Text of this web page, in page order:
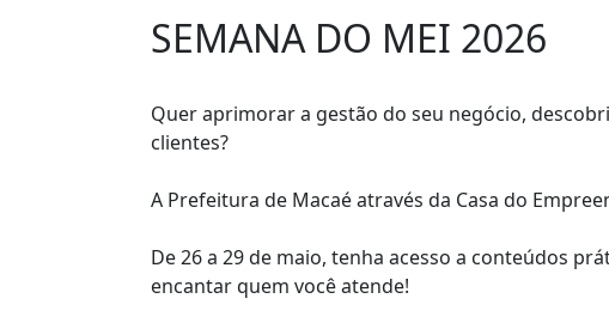
SEMANA DO MEI 2026
Quer aprimorar a gestão do seu negócio,
clientes?
A Prefeitura de Macaé através da Casa do
De 26 a 29 de maio, tenha acesso a conteúdos
encantar quem você atende!